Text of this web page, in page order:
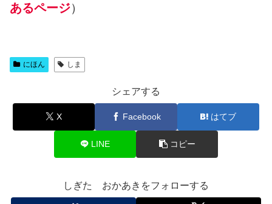
あるページ）
にほん しま
シェアする
X Facebook はてブ
LINE コピー
しぎた おかあきをフォローする